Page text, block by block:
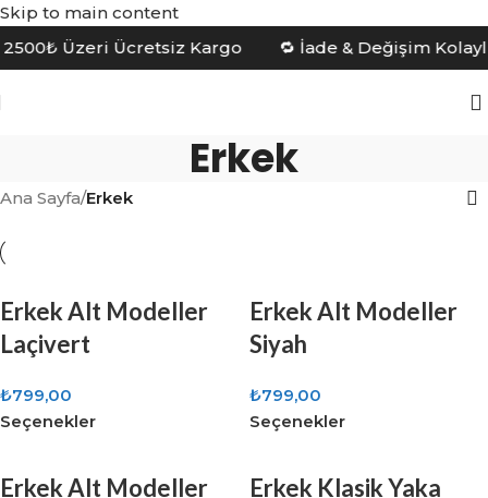
Skip to main content
Üzeri Ücretsiz Kargo 🔁 İade & Değişim
Erkek
Ana Sayfa/Erkek
Erkek Alt Modeller
Laçivert
₺799,00
Seçenekler
Erkek Alt Modeller
Siyah
₺799,00
Seçenekler
Erkek Alt Modeller
Erkek Klasik Yaka